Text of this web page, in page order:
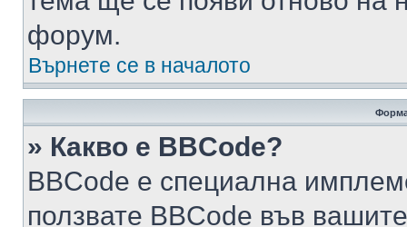
форум.
Върнете се в началото
» Какво е BBCode?
BBCode е специална
ползвате BBCode във